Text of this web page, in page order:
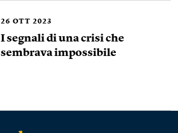
26 OTT 2023
I segnali di una crisi che
sembrava impossibile